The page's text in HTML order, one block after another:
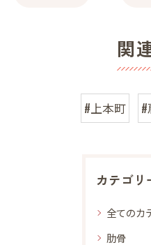
関
#上本町 #
カテゴリ
全てのカ
肋骨